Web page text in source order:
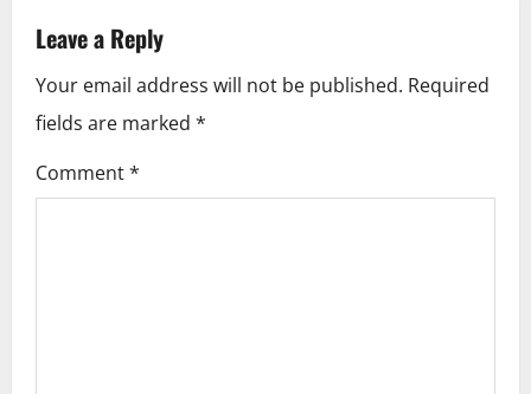
a
v
i
g
Leave a Reply
Your email address will not be published. Required
fields are marked *
Comment*